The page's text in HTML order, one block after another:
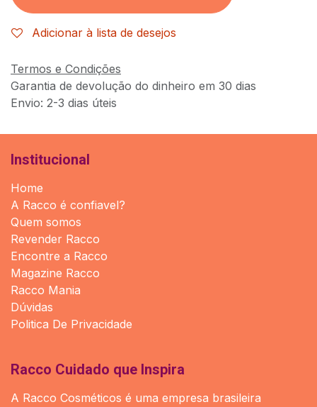
Adicionar à lista de desejos
Termos e Condições
Garantia de devolução do dinheiro em 30 dias
Envio: 2-3 dias úteis
Institucional
Home
A Racco é confiavel?
Quem somos
Revender Racco
Encontre a Racco
Magazine Racco
Racco Mania
Dúvidas
Politica De Privacidade
Racco Cuidado que Inspira
A Racco Cosméticos é uma empresa brasileira